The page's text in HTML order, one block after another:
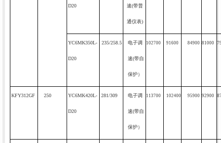
D20 速(带普
通仪表)
YC6MK350L-
D20
235/258.5 电子调
速(带自
保护）
102700 91600 84900 81000
KFY312GF 250 YC6MK420L-
D20
281/309 电子调
速(带自
保护）
113700 102400 95900 92900